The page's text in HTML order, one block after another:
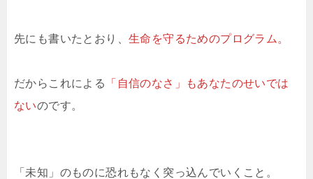
先にも書いたとおり、 生命を守るためのプログラム。
だからこれによる
「自信のなさ」もあなたのせいでは
ないのです。
「未知」のものに恐れもなく突っ込んでいくこと。